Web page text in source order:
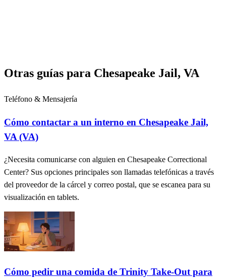
Otras guías para Chesapeake Jail, VA
Teléfono & Mensajería
Cómo contactar a un interno en Chesapeake Jail,
VA (VA)
¿Necesita comunicarse con alguien en Chesapeake Correctional
Center? Sus opciones principales son llamadas telefónicas a través
del proveedor de la cárcel y correo postal, que se escanea para su
visualización en tablets.
Cómo pedir una comida de Trinity Take-Out para